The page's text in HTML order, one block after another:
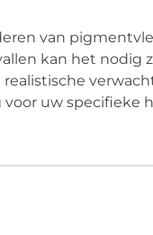
van
kan het
uw specifieke